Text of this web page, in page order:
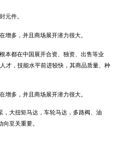
元件。
增多，并且商场展开潜力很大。
本都在中国展开合资、独资、出售等业
才，技能水平前进较快，其商品质量、种
增多，并且商场展开潜力很大。
大扭矩马达，车轮马达，多路阀、油
至关重要。